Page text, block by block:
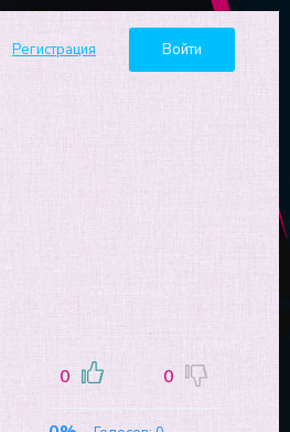
Регистрация Войти
0 0